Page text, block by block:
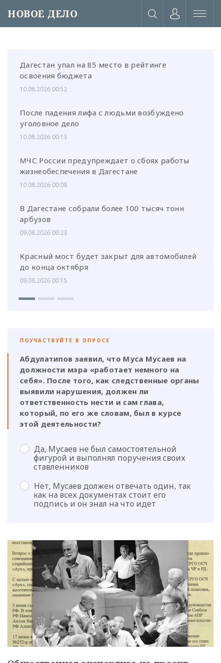
НОВОЕ ДЕЛО
Дагестан упал на 85 место в рейтинге
освоения бюджета
10.08.2026 00:52
После падения лифа с людьми возбуждено
уголовное дело
10.08.2026 00:13
МЧС России предупреждает о сбоях работы
жизнеобеспечения в Дагестане
10.08.2026 00:08
В Дагестане собрали более 100 тысяч тонн
арбузов
09.08.2026 00:23
Красный мост будет закрыт для автомобилей
до конца октября
09.08.2026 00:15
ПОУЧАСТВУЙТЕ В ОПРОСЕ
Абдулатипов заявил, что Муса Мусаев на
должности мэра «работает немного на
себя». После того, как следственные органы
выявили нарушения, должен ли
ответственность нести и сам глава,
который, по его же словам, был в курсе
этой деятельности?
Да, Мусаев не был самостоятельной
фигурой и выполнял поручения своих
ставленников
Нет, Мусаев должен отвечать один, так
как на всех документах стоит его
подпись и он знал на что идет